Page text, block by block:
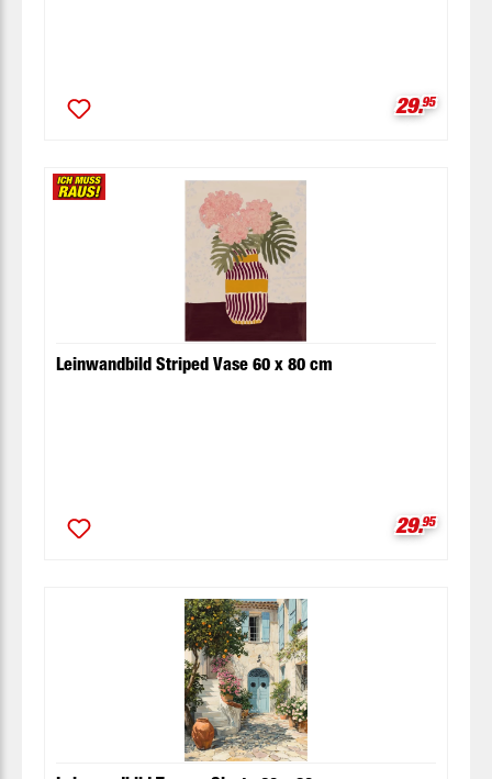
29.95
Leinwandbild Striped Vase 60 x 80 cm
29.95